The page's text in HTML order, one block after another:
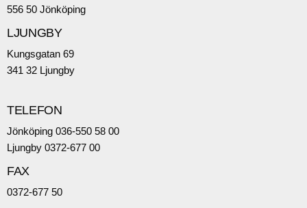
556 50 Jönköping
LJUNGBY
Kungsgatan 69
341 32 Ljungby
TELEFON
Jönköping 036-550 58 00
Ljungby 0372-677 00
FAX
0372-677 50